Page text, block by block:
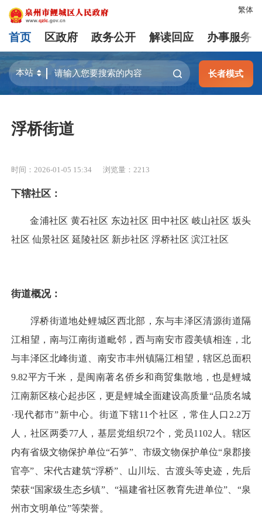
繁体
首页 区政府 政务公开 解读回应 办事服务
长者模式
浮桥街道
时间：2026-01-05 15:34 浏览量： 2213
下辖社区：
金浦社区 黄石社区 东边社区 田中社区 岐山社区 坂头
社区 仙景社区 延陵社区 新步社区 浮桥社区 滨江社区
街道概况：
浮桥街道地处鲤城区西北部，东与丰泽区清源街道隔
江相望，南与江南街道毗邻，西与南安市霞美镇相连，北
与丰泽区北峰街道、南安市丰州镇隔江相望，辖区总面积
9.82平方千米，是闽南著名侨乡和商贸集散地，也是鲤城
江南新区核心起步区，更是鲤城全面建设高质量“品质名城
·现代都市”新中心。街道下辖11个社区，常住人口2.2万
人，社区两委77人，基层党组织72个，党员1102人。辖区
内有省级文物保护单位“石笋”、市级文物保护单位“泉郡接
官亭”、宋代古建筑“浮桥”、山川坛、古渡头等史迹，先后
荣获“国家级生态乡镇”、“福建省社区教育先进单位”、“泉
州市文明单位”等荣誉。